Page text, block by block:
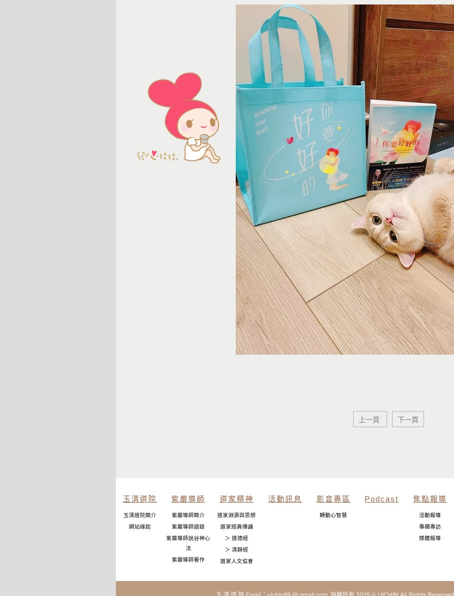
上一頁 下一頁
玉清道院
玉清道院簡介
網站緣起
紫嚴導師
紫嚴導師簡介
紫嚴導師語錄
紫嚴導師說谷神心
法
紫嚴導師著作
道家精神
道家淵源與思想
道家經典傳誦
＞ 道德經
＞ 清靜經
道家人文協會
活動訊息 影音專區
轉動心智慧
Podcast 焦點報導
活動報導
專欄專訪
媒體報導
玉 清 道 院 Email：uichin99 @ gmail.com 版權所有 2025 © UICHIN All Rights Reserved.